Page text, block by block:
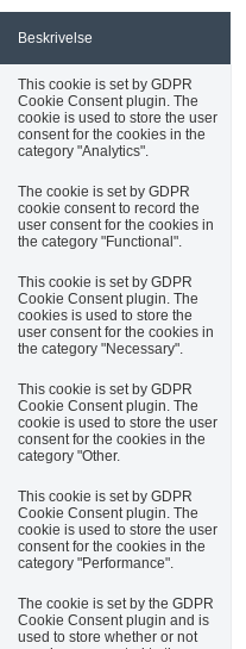
Beskrivelse
This cookie is set by GDPR
Cookie Consent plugin. The
cookie is used to store the user
consent for the cookies in the
category "Analytics".
The cookie is set by GDPR
cookie consent to record the
user consent for the cookies in
the category "Functional".
This cookie is set by GDPR
Cookie Consent plugin. The
cookies is used to store the
user consent for the cookies in
the category "Necessary".
This cookie is set by GDPR
Cookie Consent plugin. The
cookie is used to store the user
consent for the cookies in the
category "Other.
This cookie is set by GDPR
Cookie Consent plugin. The
cookie is used to store the user
consent for the cookies in the
category "Performance".
The cookie is set by the GDPR
Cookie Consent plugin and is
used to store whether or not